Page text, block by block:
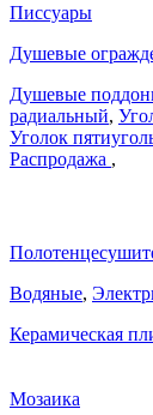
Писсуары
Душевые
Душевые
радиальный,
Уголок
Распродажа ,
Водяные,
Керамическая
Мозаика